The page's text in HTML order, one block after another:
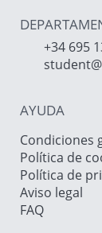
+34 695
AYUDA
Condiciones
Política de
Política de
Aviso legal
FAQ